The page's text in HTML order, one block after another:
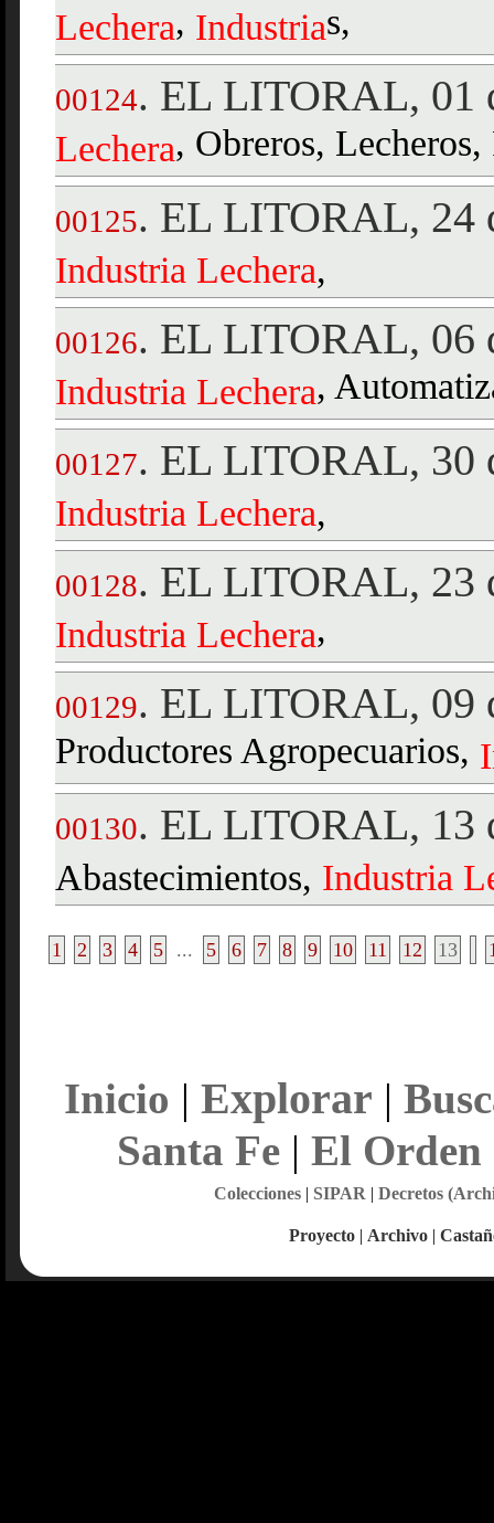
Lechera, Industrias,
00124. EL LITORAL, 01
Lechera, Obreros,
00125. EL LITORAL, 24
Industria Lechera,
00126. EL LITORAL, 06
Industria Lechera,
00127. EL LITORAL, 30
Industria Lechera,
00128. EL LITORAL, 23
Industria Lechera,
00129. EL LITORAL, 09
Productores Agropecuarios,
00130. EL LITORAL, 13
Abastecimientos, Industria
1 2 3 4 5 ... 5 6 7 8 9 10 11 12 13
Inicio | Explorar |
Santa Fe| El Orden
Colecciones| SIPAR | Decretos
Proyecto | Archivo |